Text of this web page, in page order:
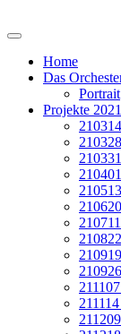
Home
Das
Portrait
Projekte 2021